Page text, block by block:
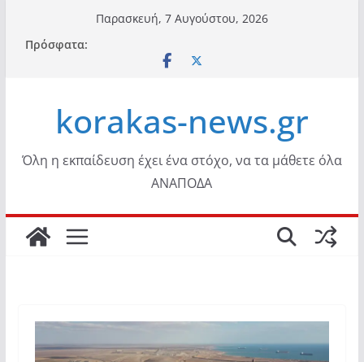
περιεχόμενο
Παρασκευή, 7 Αυγούστου, 2026
Πρόσφατα:
korakas-news.gr
Όλη η εκπαίδευση έχει ένα στόχο, να τα μάθετε όλα
ΑΝΑΠΟΔΑ